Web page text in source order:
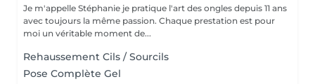
Je m'appelle Stéphanie je pratique l'art des ongles depuis 11 ans
avec toujours la même passion. Chaque prestation est pour
moi un véritable moment de...
Rehaussement Cils / Sourcils
Pose Complète Gel